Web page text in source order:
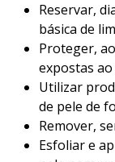
Reservar,
básica de
Proteger,
expostas
Utilizar
de pele de
Remover,
Esfoliar e